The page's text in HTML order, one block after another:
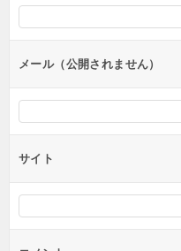
シ
ンメール（公開されません）
サイト